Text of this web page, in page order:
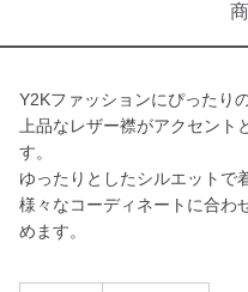
Y2Kファッションにぴったり
上品なレザー襟がアクセン
す。
ゆったりとしたシルエットで
様々なコーディネートに合わ
めます。